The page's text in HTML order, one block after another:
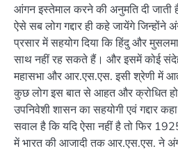
आंगन इस्तेमाल करने की अनुमति दी जाती
ऐसे सब लोग गद्दार ही कहे जायेंगे
प्रसार में सहयोग दिया कि हिंदु और
साथ नहीं रह सकते हैं। और इसमें कोई
महासभा और आर.एस.एस. इसी श्रेणी में
कुछ लोग इस बात से आहत और क्रोधित
उपनिवेशी शासन का सहयोगी एवं गद्दार
सवाल है कि यदि ऐसा नहीं है तो फिर
में भारत की आजादी तक आर.एस.एस. ने